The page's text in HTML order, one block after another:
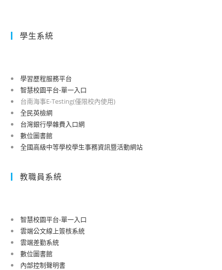
學生系統
學習歷程服務平台
智慧校園平台-單一入口
台南海事E-Testing(僅限校內使用)
全民英檢網
台灣銀行學雜費入口網
數位圖書館
全國高級中等學校學生事務資訊暨活動網站
教職員系統
智慧校園平台-單一入口
雲端公文線上簽核系統
雲端差勤系統
數位圖書館
內部控制聲明書